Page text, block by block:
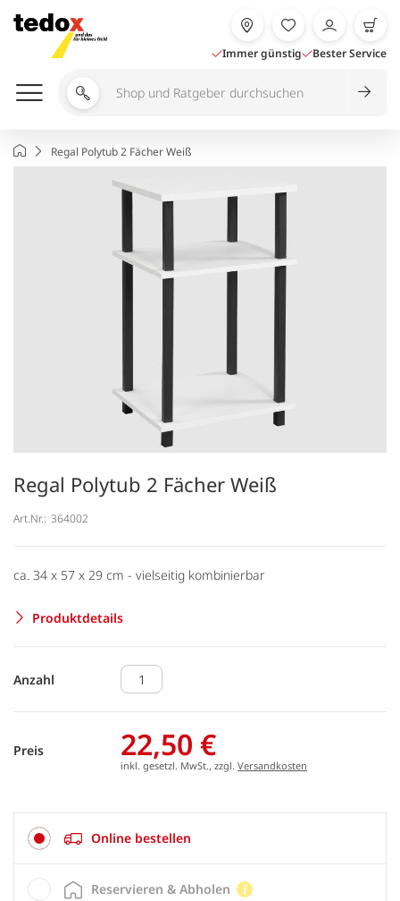
Inhalt
springen
Immer günstig Bester Service
Shop
durchsuchen
StartseiteRegal Polytub 2 Fächer Weiß
Regal Polytub 2 Fächer Weiß
Art.Nr.: 364002
ca. 34 x 57 x 29 cm - vielseitig kombinierbar
Produktdetails
Anzahl
Preis 22,50 €
inkl. gesetzl. MwSt., zzgl. Versandkosten
Online bestellen
Reservieren & Abholen